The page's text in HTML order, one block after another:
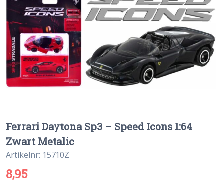
Ferrari Daytona Sp3 – Speed Icons 1:64
Zwart Metalic
Artikelnr: 15710Z
8,95